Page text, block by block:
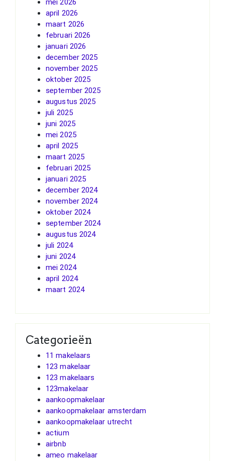
mei 2026
april 2026
maart 2026
februari 2026
januari 2026
december 2025
november 2025
oktober 2025
september 2025
augustus 2025
juli 2025
juni 2025
mei 2025
april 2025
maart 2025
februari 2025
januari 2025
december 2024
november 2024
oktober 2024
september 2024
augustus 2024
juli 2024
juni 2024
mei 2024
april 2024
maart 2024
Categorieën
11 makelaars
123 makelaar
123 makelaars
123makelaar
aankoopmakelaar
aankoopmakelaar amsterdam
aankoopmakelaar utrecht
actium
airbnb
ameo makelaar